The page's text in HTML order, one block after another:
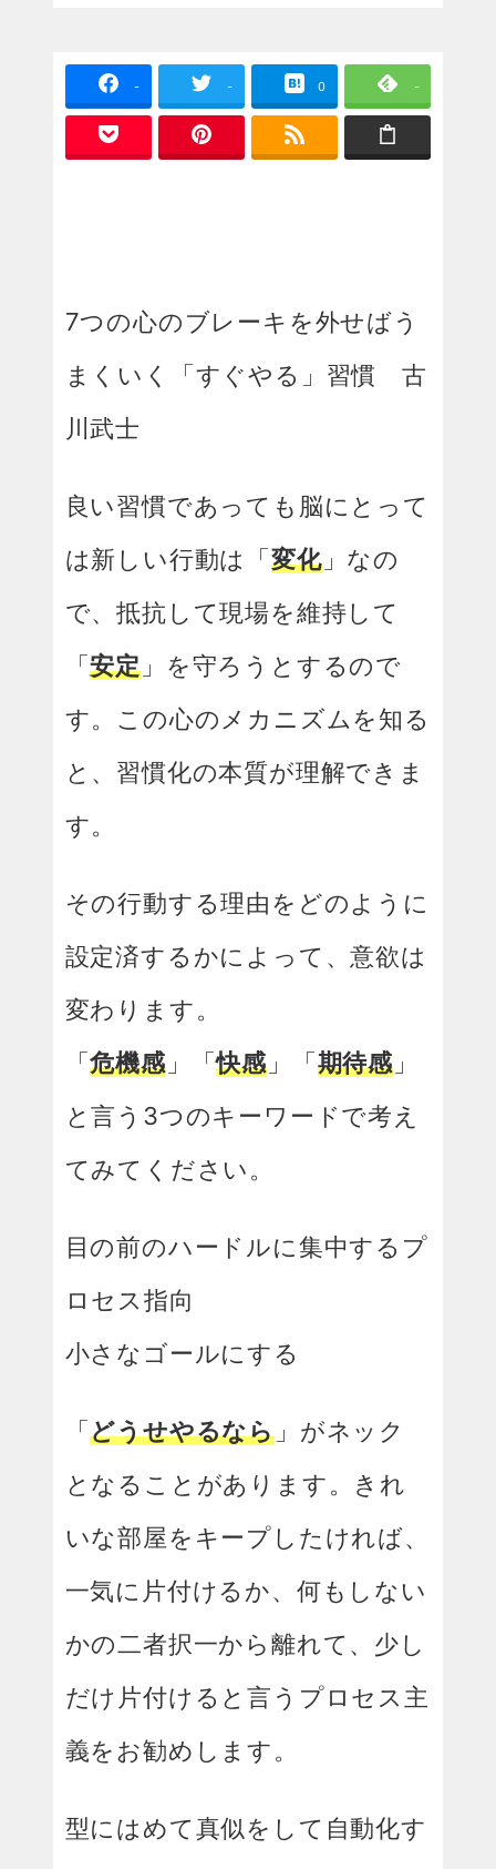
- - 0 -
7つの心のブレーキを外せばう
まくいく「すぐやる」習慣 古
川武士
良い習慣であっても脳にとって
は新しい行動は「変化」なの
で、抵抗して現場を維持して
「安定 」を守ろうとするので
す。この心のメカニズムを知る
と、習慣化の本質が理解できま
す。
その行動する理由をどのように
設定済するかによって、意欲は
変わります。
「危機感」「快感 」「期待感 」
と言う3つのキーワードで考え
てみてください。
目の前のハードルに集中するプ
ロセス指向
小さなゴールにする
「どうせやるなら 」がネック
となることがあります。きれ
いな部屋をキープしたければ、
一気に片付けるか、何もしない
かの二者択一から離れて、少し
だけ片付けると言うプロセス主
義をお勧めします。
型にはめて真似をして自動化す